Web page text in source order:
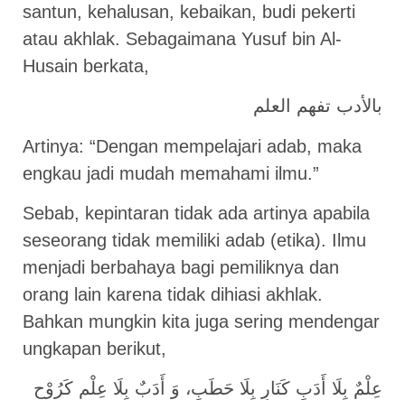
santun, kehalusan, kebaikan, budi pekerti
atau akhlak. Sebagaimana Yusuf bin Al-
Husain berkata,
بالأدب تفهم العلم
Artinya: “Dengan mempelajari adab, maka
engkau jadi mudah memahami ilmu.”
Sebab, kepintaran tidak ada artinya apabila
seseorang tidak memiliki adab (etika). Ilmu
menjadi berbahaya bagi pemiliknya dan
orang lain karena tidak dihiasi akhlak.
Bahkan mungkin kita juga sering mendengar
ungkapan berikut,
عِلْمٌ بِلَا أَدَبٍ كَنَارٍ بِلَا حَطَبٍ، وَ أَدَبٌ بِلَا عِلْمٍ كَرُوْحٍ